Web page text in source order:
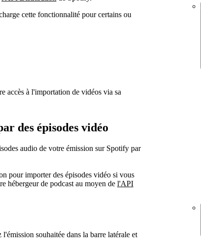
cette fonctionnalité pour certains ou
accès à l'importation de vidéos via sa
des épisodes vidéo
audio de votre émission sur Spotify par
pour importer des épisodes vidéo si vous
hébergeur de podcast au moyen de l'API
souhaitée dans la barre latérale et